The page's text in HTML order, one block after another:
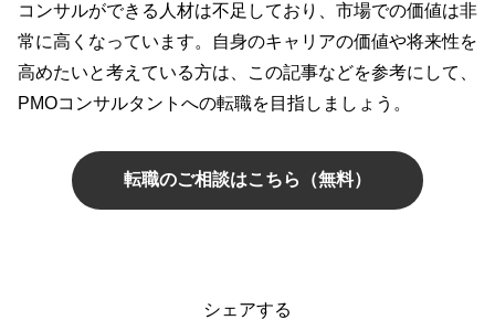
コンサルができる人材は不足しており、市場での価値は非
常に高くなっています。自身のキャリアの価値や将来性を
高めたいと考えている方は、この記事などを参考にして、
PMOコンサルタントへの転職を目指しましょう。
転職のご相談はこちら（無料）
シェアする